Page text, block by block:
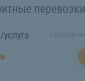
перевозки